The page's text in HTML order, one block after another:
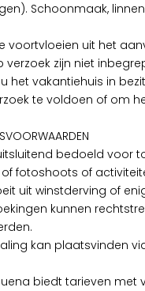
Schoonmaak,
voortvloeien uit het
zijn niet
het vakantiehuis in
te voldoen of om
bedoeld
fotoshoots of
uit winstderving of
kunnen
kan plaatsvinden
biedt tarieven